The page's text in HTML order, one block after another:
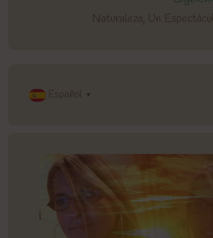
Naturaleza, Un
Español ▼